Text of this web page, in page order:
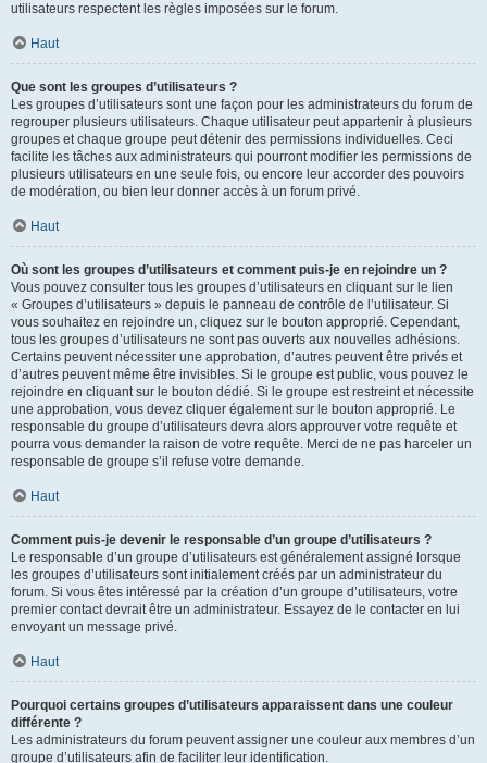
utilisateurs respectent les règles imposées sur le forum.
Haut
Que sont les groupes d’utilisateurs ?
Les groupes d’utilisateurs sont une façon pour les administrateurs du forum de
regrouper plusieurs utilisateurs. Chaque utilisateur peut appartenir à plusieurs
groupes et chaque groupe peut détenir des permissions individuelles. Ceci
facilite les tâches aux administrateurs qui pourront modifier les permissions de
plusieurs utilisateurs en une seule fois, ou encore leur accorder des pouvoirs
de modération, ou bien leur donner accès à un forum privé.
Haut
Où sont les groupes d’utilisateurs et comment puis-je en rejoindre un ?
Vous pouvez consulter tous les groupes d’utilisateurs en cliquant sur le lien
« Groupes d’utilisateurs » depuis le panneau de contrôle de l’utilisateur. Si
vous souhaitez en rejoindre un, cliquez sur le bouton approprié. Cependant,
tous les groupes d’utilisateurs ne sont pas ouverts aux nouvelles adhésions.
Certains peuvent nécessiter une approbation, d’autres peuvent être privés et
d’autres peuvent même être invisibles. Si le groupe est public, vous pouvez le
rejoindre en cliquant sur le bouton dédié. Si le groupe est restreint et nécessite
une approbation, vous devez cliquer également sur le bouton approprié. Le
responsable du groupe d’utilisateurs devra alors approuver votre requête et
pourra vous demander la raison de votre requête. Merci de ne pas harceler un
responsable de groupe s’il refuse votre demande.
Haut
Comment puis-je devenir le responsable d’un groupe d’utilisateurs ?
Le responsable d’un groupe d’utilisateurs est généralement assigné lorsque
les groupes d’utilisateurs sont initialement créés par un administrateur du
forum. Si vous êtes intéressé par la création d’un groupe d’utilisateurs, votre
premier contact devrait être un administrateur. Essayez de le contacter en lui
envoyant un message privé.
Haut
Pourquoi certains groupes d’utilisateurs apparaissent dans une couleur
différente ?
Les administrateurs du forum peuvent assigner une couleur aux membres d’un
groupe d’utilisateurs afin de faciliter leur identification.